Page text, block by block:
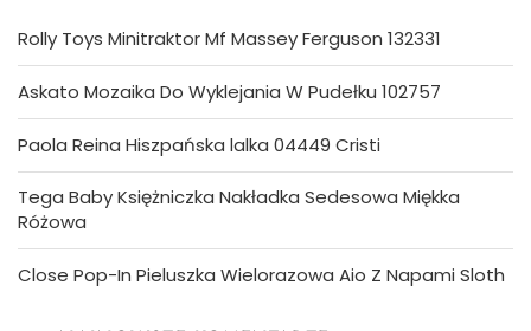
Rolly Toys Minitraktor Mf Massey Ferguson 132331
Askato Mozaika Do Wyklejania W Pudełku 102757
Paola Reina Hiszpańska lalka 04449 Cristi
Tega Baby Księżniczka Nakładka Sedesowa Miękka
Różowa
Close Pop-In Pieluszka Wielorazowa Aio Z Napami Sloth